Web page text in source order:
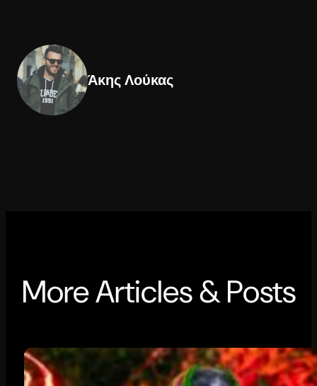
Άκης Λούκας
More Articles & Posts